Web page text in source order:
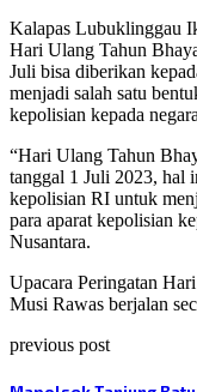
Kalapas Lubuklinggau
Hari Ulang Tahun
Juli bisa diberikan
menjadi salah satu
kepolisian kepada
“Hari Ulang Tahun
tanggal 1 Juli 2023, hal
kepolisian RI untuk
para aparat kepolisian
Nusantara.
Upacara Peringatan
Musi Rawas berjalan
previous post